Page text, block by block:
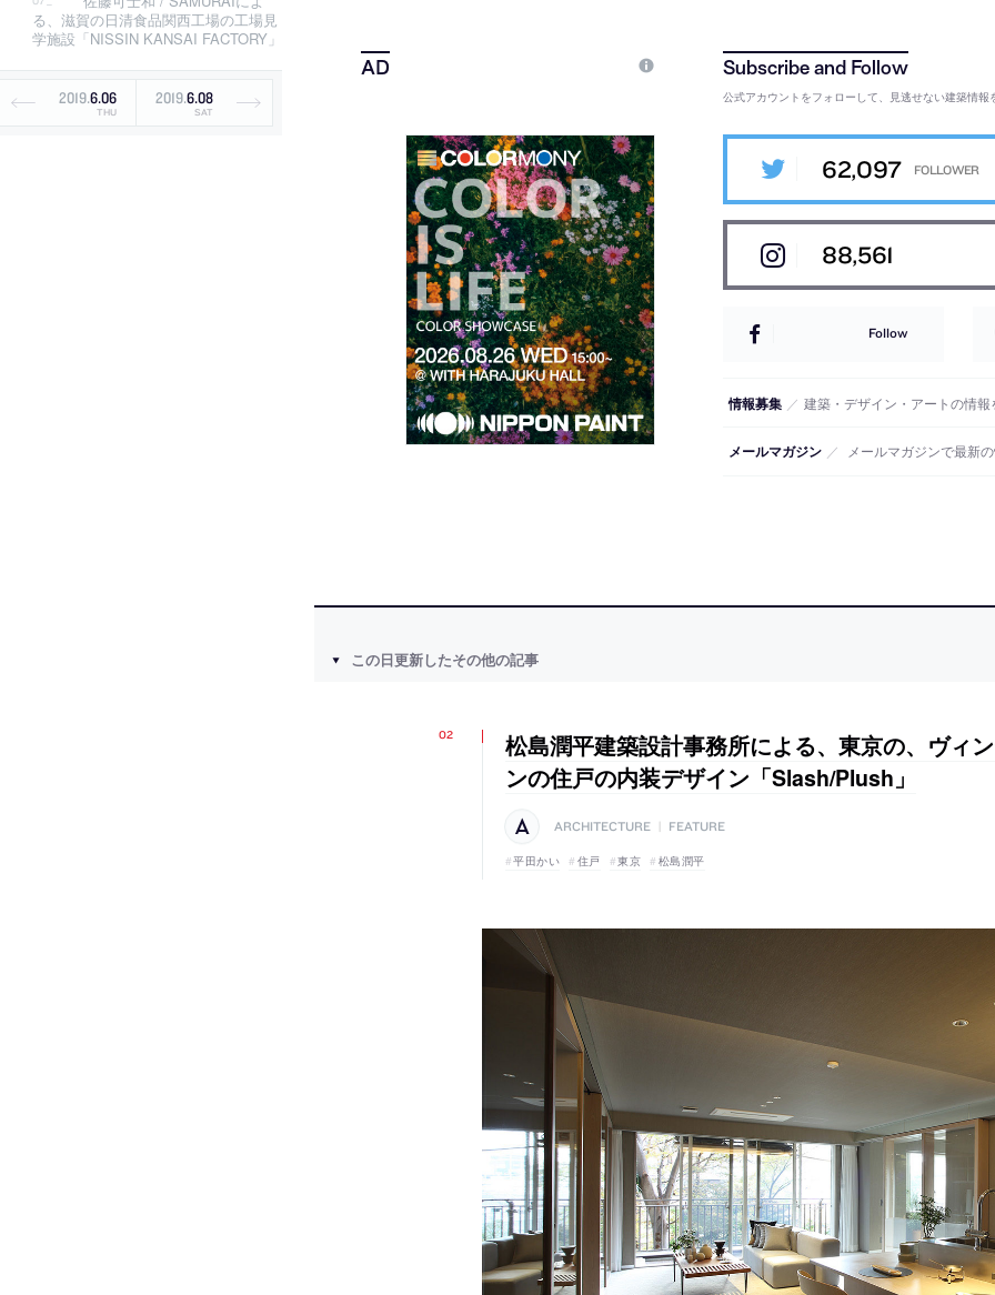
る、滋賀の日清食品関西工場の工場見
学施設「NISSIN KANSAI FACTORY」
2019.6.06
THU
2019.6.08
SAT
公式アカウントをフォローして、見逃せない建築情報
62,097
88,561
Follow
情報募集 ／ 建築・デザイン・アートの情報
メールマガジン ／ メールマガジンで最新
この日更新したその他の記事
松島潤平建築設計事務所による、東京の、ヴィ
ンの住戸の内装デザイン「Slash/Plush」
ARCHITECTURE FEATURE
平田かい 住戸 東京 松島潤平